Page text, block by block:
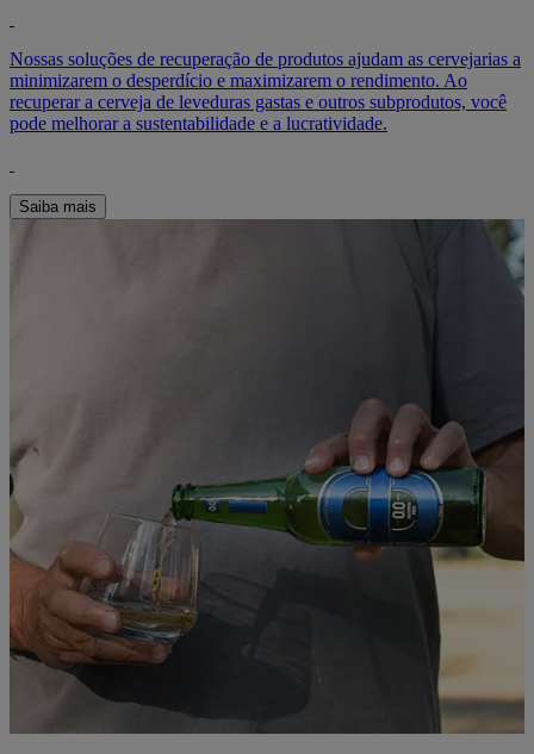
Nossas soluções de recuperação de produtos ajudam as cervejarias a
minimizarem o desperdício e maximizarem o rendimento. Ao
recuperar a cerveja de leveduras gastas e outros subprodutos, você
pode melhorar a sustentabilidade e a lucratividade.
Saiba mais